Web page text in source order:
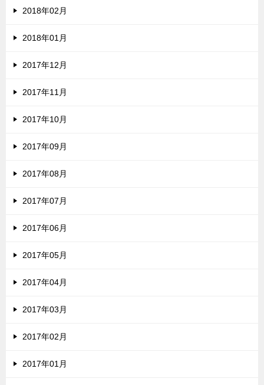
2018年02月
2018年01月
2017年12月
2017年11月
2017年10月
2017年09月
2017年08月
2017年07月
2017年06月
2017年05月
2017年04月
2017年03月
2017年02月
2017年01月